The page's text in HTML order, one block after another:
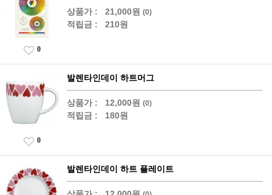
상품가 : 21,000원 (0)
적립금 : 210원
0
발렌타인데이 하트머그
상품가 : 12,000원 (0)
적립금 : 180원
0
발렌타인데이 하트 플레이트